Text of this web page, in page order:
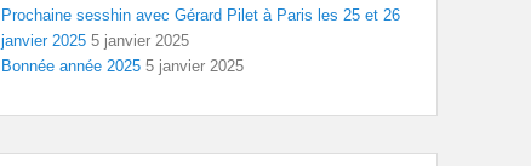
Prochaine sesshin avec Gérard Pilet à Paris les 25 et 26
janvier 2025 5 janvier 2025
Bonnée année 2025 5 janvier 2025